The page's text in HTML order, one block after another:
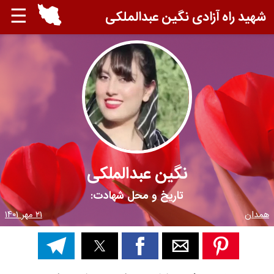
☰ شهید راه آزادی نگین عبدالملکی
نگین عبدالملکی
تاریخ و محل شهادت:
همدان ۲۱ مهر ۱۴۰۱